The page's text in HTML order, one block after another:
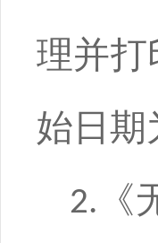
理并
始日期
2.